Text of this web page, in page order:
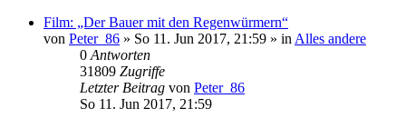
Film: „Der Bauer mit den Regenwürmern“
von Peter_86 » So 11. Jun 2017, 21:59 » in Alles andere
0 Antworten
31809 Zugriffe
Letzter Beitrag von Peter_86
So 11. Jun 2017, 21:59